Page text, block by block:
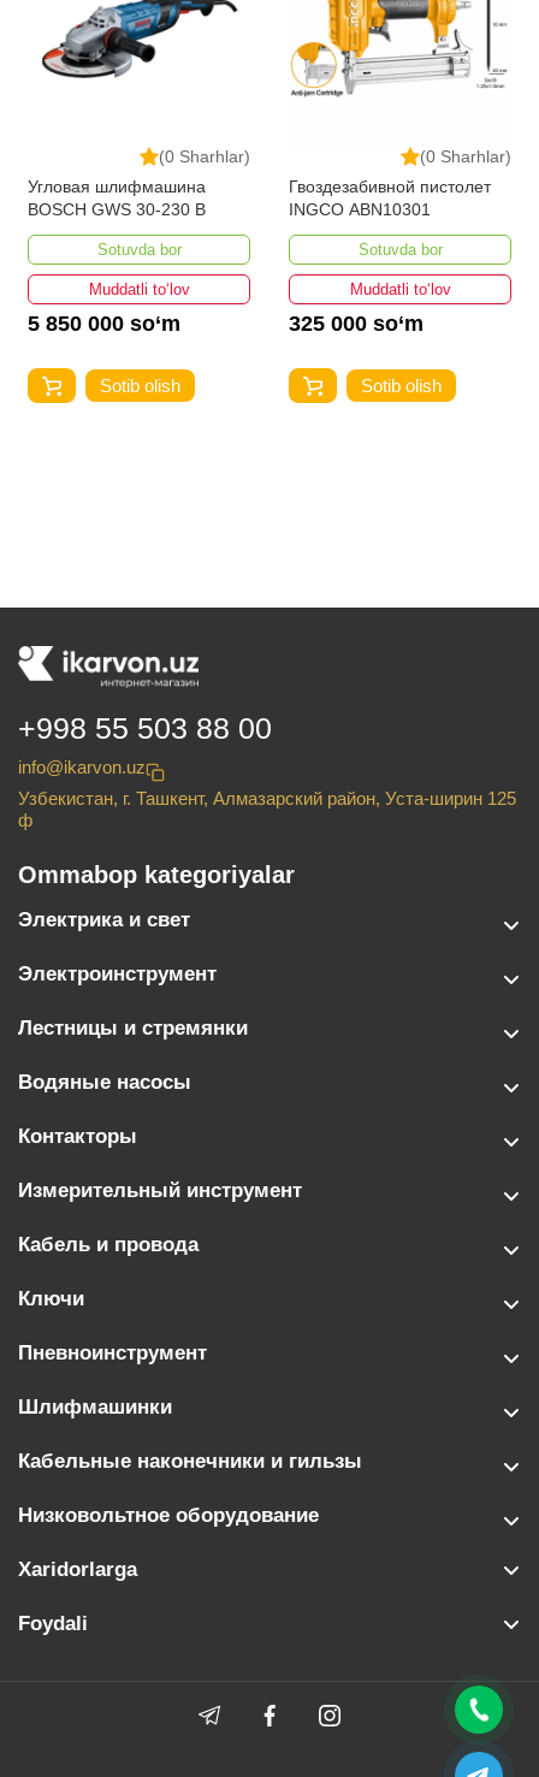
(0 Sharhlar)
Угловая шлифмашина
BOSCH GWS 30-230 B
Sotuvda bor
Muddatli to‘lov
5 850 000 so‘m
Sotib olish
(0 Sharhlar)
Гвоздезабивной пистолет
INGCO ABN10301
Sotuvda bor
Muddatli to‘lov
325 000 so‘m
Sotib olish
+998 55 503 88 00
info@ikarvon.uz
Узбекистан, г. Ташкент, Алмазарский район, Уста-ширин 125
ф
Ommabop kategoriyalar
Электрика и свет
Электроинструмент
Лестницы и стремянки
Водяные насосы
Контакторы
Измерительный инструмент
Кабель и провода
Ключи
Пневноинструмент
Шлифмашинки
Кабельные наконечники и гильзы
Низковольтное оборудование
Xaridorlarga
Foydali